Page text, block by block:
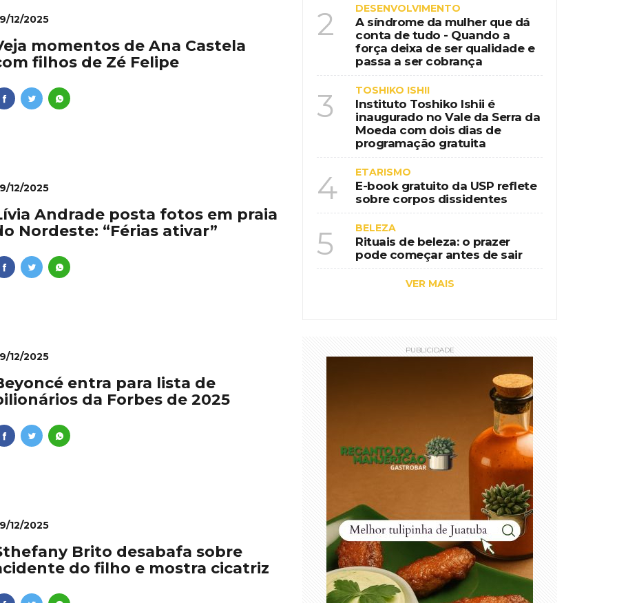
12/2025
momentos de Ana Castela
filhos de Zé Felipe
12/2025
Andrade posta fotos em praia
Nordeste: “Férias ativar”
12/2025
entra para lista de
da Forbes de 2025
12/2025
Brito desabafa sobre
do filho e mostra cicatriz
2 DESENVOLVIMENTO
A síndrome da mulher que dá
conta de tudo - Quando a
força deixa de ser qualidade e
passa a ser cobrança
3 TOSHIKO ISHII
Instituto Toshiko Ishii é
inaugurado no Vale da Serra da
Moeda com dois dias de
programação gratuita
4 ETARISMO
E-book gratuito da USP reflete
sobre corpos dissidentes
5 BELEZA
Rituais de beleza: o prazer
pode começar antes de sair
VER MAIS
PUBLICIDADE